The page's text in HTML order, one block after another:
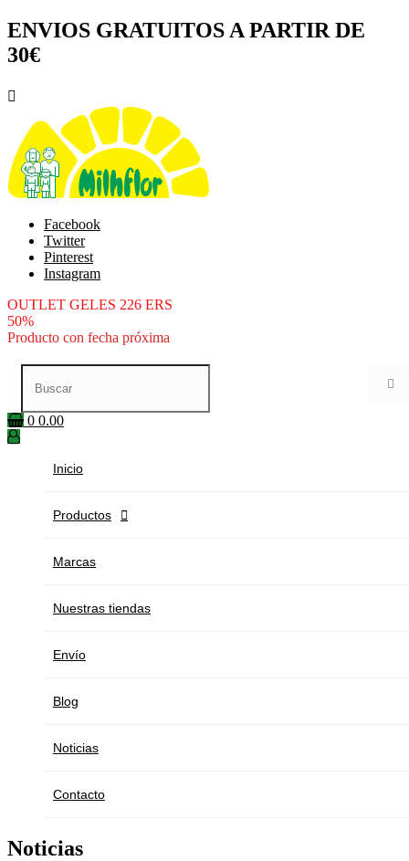
ENVIOS GRATUITOS A PARTIR DE
30€

Facebook
Twitter
Pinterest
Instagram
OUTLET GELES 226 ERS
50%
Producto con fecha próxima

0 0.00
Inicio
Productos 
Marcas
Nuestras tiendas
Envío
Blog
Noticias
Contacto
Noticias